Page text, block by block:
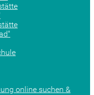
online suchen &